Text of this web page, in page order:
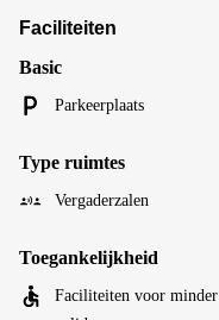
Faciliteiten
Basic
Parkeerplaats
Type ruimtes
Vergaderzalen
Toegankelijkheid
Faciliteiten voor minder